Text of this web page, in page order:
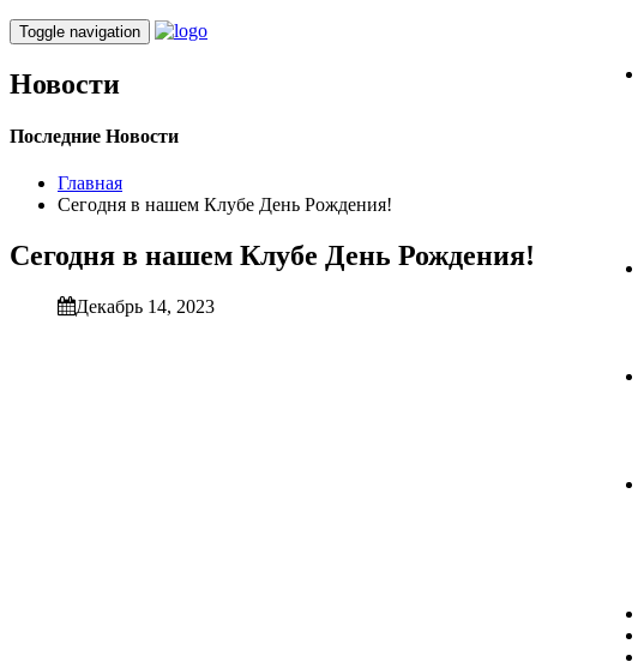
Toggle navigation
Новости
Последние Новости
Главная
Сегодня в нашем Клубе День Рождения!
Сегодня в нашем Клубе День Рождения!
Декабрь 14, 2023